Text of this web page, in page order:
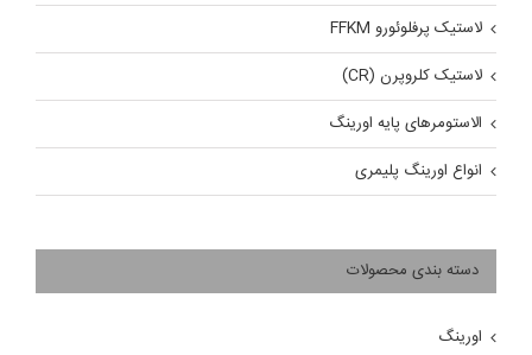
لاستیک پرفلوئورو FFKM
لاستیک کلروپرن (CR)
الاستومرهای پایه اورینگ
انواع اورینگ پلیمری
دسته بندی محصولات
اورینگ